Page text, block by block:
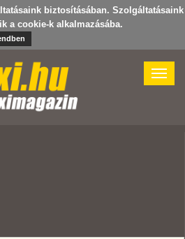
biztosításában. Szolgáltatásaink
a cookie-k alkalmazásába.
Toggle